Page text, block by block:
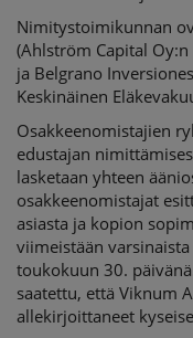
Nimitystoimikunnan
(Ahlström Capital
ja Belgrano
Keskinäinen
Osakkeenomistajien
edustajan
lasketaan yhteen
osakkeenomistajat
asiasta ja kopion
viimeistään
toukokuun 30.
saatettu, että Viknum
allekirjoittaneet